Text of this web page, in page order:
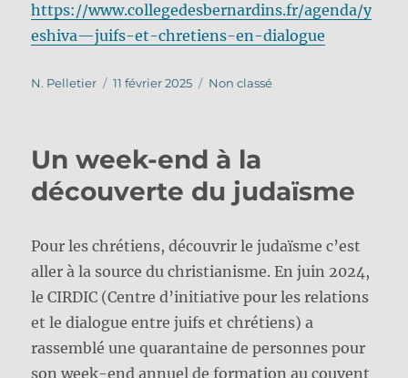
https://www.collegedesbernardins.fr/agenda/y
eshiva—juifs-et-chretiens-en-dialogue
Auteur
N. Pelletier
Publié
11 février 2025 Catégories
Non classé
Un week-end à la
découverte du judaïsme
Pour les chrétiens, découvrir le judaïsme c’est
aller à la source du christianisme. En juin 2024,
le CIRDIC (Centre d’initiative pour les relations
et le dialogue entre juifs et chrétiens) a
rassemblé une quarantaine de personnes pour
son week-end annuel de formation au couvent